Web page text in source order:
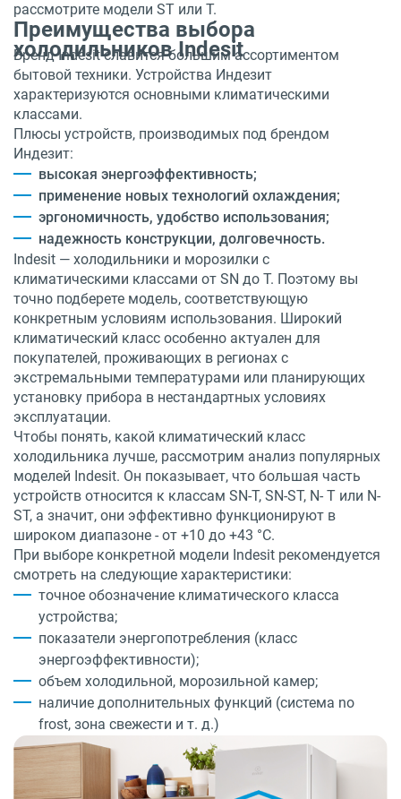
рассмотрите модели ST или T.
Преимущества выбора
холодильников Indesit
Бренд Indesit славится большим ассортиментом
бытовой техники. Устройства Индезит
характеризуются основными климатическими
классами.
Плюсы устройств, производимых под брендом
Индезит:
высокая энергоэффективность;
применение новых технологий охлаждения;
эргономичность, удобство использования;
надежность конструкции, долговечность.
Indesit — холодильники и морозилки с
климатическими классами от SN до T. Поэтому вы
точно подберете модель, соответствующую
конкретным условиям использования. Широкий
климатический класс особенно актуален для
покупателей, проживающих в регионах с
экстремальными температурами или планирующих
установку прибора в нестандартных условиях
эксплуатации.
Чтобы понять, какой климатический класс
холодильника лучше, рассмотрим анализ популярных
моделей Indesit. Он показывает, что большая часть
устройств относится к классам SN-T, SN-ST, N- T или N-
ST, а значит, они эффективно функционируют в
широком диапазоне - от +10 до +43 °C.
При выборе конкретной модели Indesit рекомендуется
смотреть на следующие характеристики:
точное обозначение климатического класса
устройства;
показатели энергопотребления (класс
энергоэффективности);
объем холодильной, морозильной камер;
наличие дополнительных функций (система no
frost, зона свежести и т. д.)